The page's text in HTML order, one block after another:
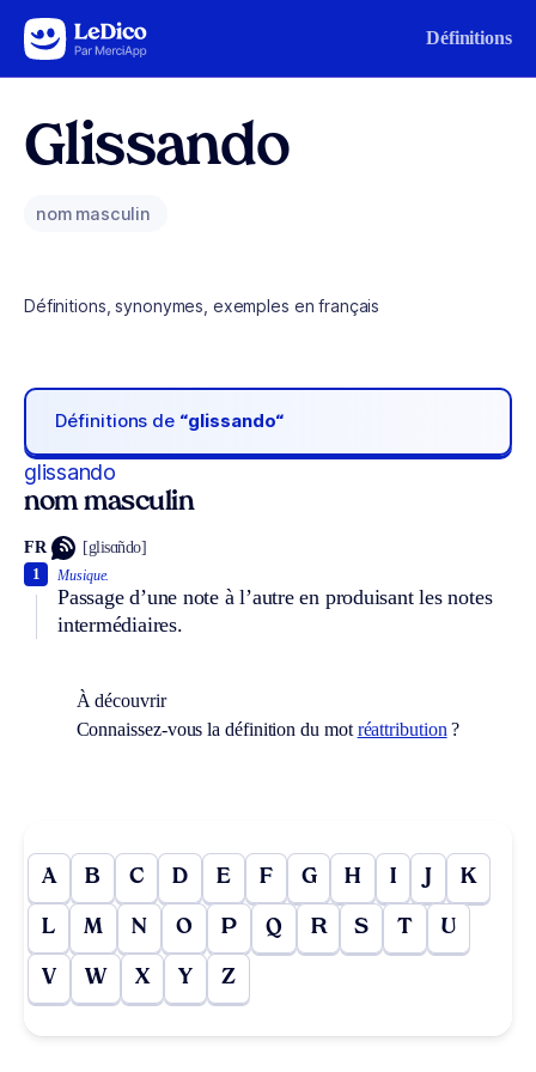
Aller au contenu Définitions
Glissando
nom masculin
Définitions, synonymes, exemples en français
Définitions de “glissando“
glissando
nom masculin
FR [glisɑ̃ndo]
Musique.
Passage d’une note à l’autre en produisant les notes
intermédiaires.
1
À découvrir
Connaissez-vous la définition du mot réattribution ?
A B C D E F G H I J K
L M N O P Q R S T U
V W X Y Z